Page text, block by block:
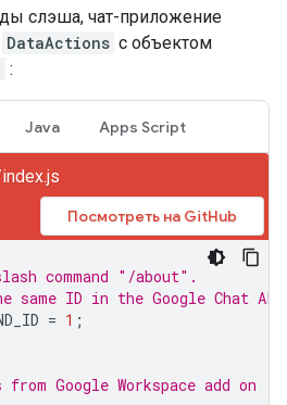
слэша, чат-приложение
DataActions с объектом
:
Java Apps Script
Посмотреть на GitHub
command "/about".
same ID in the Google Chat
= 1 ;
Google Workspace add on